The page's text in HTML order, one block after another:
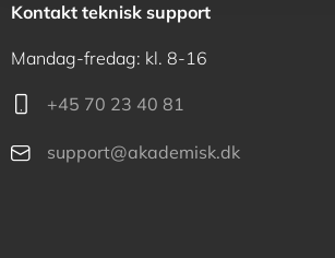
Kontakt teknisk support
Mandag-fredag: kl. 8-16
+45 70 23 40 81
support@akademisk.dk